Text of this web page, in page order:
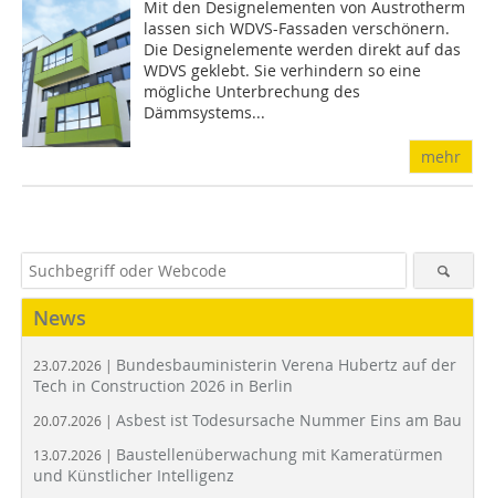
Mit den Designelementen von Austrotherm
lassen sich WDVS-Fassaden verschönern.
Die Designelemente werden direkt auf das
WDVS geklebt. Sie verhindern so eine
mögliche Unterbrechung des
Dämmsystems...
mehr
News
23.07.2026 | Bundesbauministerin Verena Hubertz auf der
Tech in Construction 2026 in Berlin
20.07.2026 | Asbest ist Todesursache Nummer Eins am Bau
13.07.2026 | Baustellenüberwachung mit Kameratürmen
und Künstlicher Intelligenz